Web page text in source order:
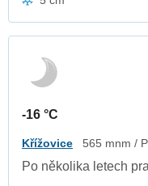
-16 °C
Křížovice 565 mnm /
Po několika letech